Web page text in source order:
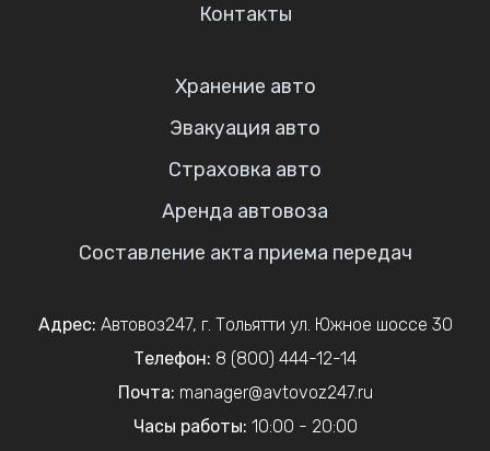
Контакты
Хранение авто
Эвакуация авто
Страховка авто
Аренда автовоза
Составление акта приема передач
Адрес: Автовоз247, г. Тольятти ул. Южное шоссе 30
Телефон: 8 (800) 444-12-14
Почта: manager@avtovoz247.ru
Часы работы: 10:00 - 20:00